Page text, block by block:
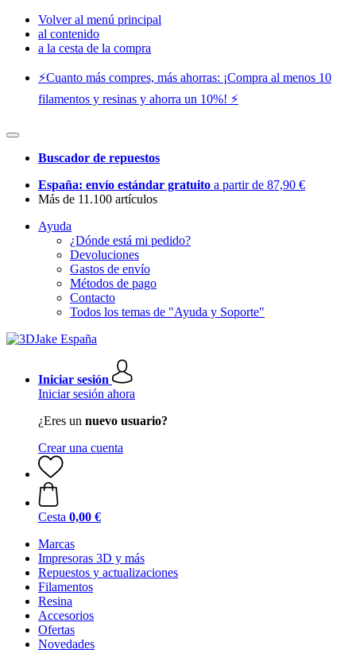
Volver al menú principal
al contenido
a la cesta de la compra
⚡️Cuanto más compres, más ahorras: ¡Compra al menos 10
filamentos y resinas y ahorra un 10%! ⚡️
Buscador de repuestos
España: envío estándar gratuito a partir de 87,90 €
Más de 11.100 artículos
Ayuda
¿Dónde está mi pedido?
Devoluciones
Gastos de envío
Métodos de pago
Contacto
Todos los temas de "Ayuda y Soporte"
Iniciar sesión
Iniciar sesión ahora
¿Eres un nuevo usuario?
Crear una cuenta
Cesta 0,00 €
Marcas
Impresoras 3D y más
Repuestos y actualizaciones
Filamentos
Resina
Accesorios
Ofertas
Novedades